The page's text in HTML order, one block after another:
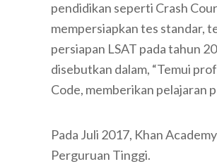
pendidikan seperti Crash
mempersiapkan tes standar,
persiapan LSAT pada tahun
disebutkan dalam, “Temui
Code, memberikan pelajaran
Pada Juli 2017, Khan
Perguruan Tinggi.